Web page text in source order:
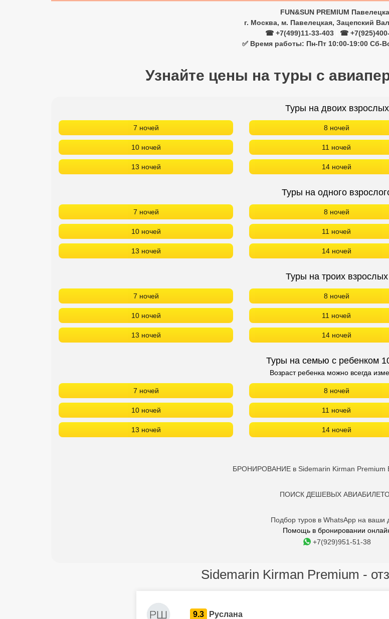
FUN&SUN PREMIUM
г. Москва, м. Павелецкая, Зацепский
☎ +7(499)11-33-403
☎
✅ Время работы: Пн-Пт 10:00-19:00 Сб-
Узнайте цены на туры с
Туры на двоих взрослых
7 ночей 8 ночей
10 ночей 11 ночей
13 ночей 14 ночей
Туры на одного
7 ночей 8 ночей
10 ночей 11 ночей
13 ночей 14 ночей
Туры на троих взрослых
7 ночей 8 ночей
10 ночей 11 ночей
13 ночей 14 ночей
Туры на семью с ребенком
Возраст ребенка можно всегда
7 ночей 8 ночей
10 ночей 11 ночей
13 ночей 14 ночей
БРОНИРОВАНИЕ в Sidemarin Kirman
ПОИСК ДЕШЕВЫХ
Подбор туров в WhatsApp на ваши
Помощь в бронировании
+7(929)951-51-38
Sidemarin Kirman Premium -
9.3 Руслана
Сетевые отели Вьетнама
Сетевые отели Бали
Сетевые отели Сейшел
Сетевые отели Маврикия